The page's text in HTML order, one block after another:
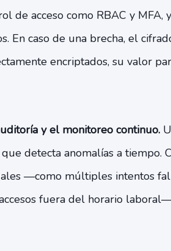
de acceso como RBAC y MFA,
En caso de una brecha, el
encriptados, su valor
y el monitoreo continuo.
detecta anomalías a tiempo.
—como múltiples intentos
fuera del horario